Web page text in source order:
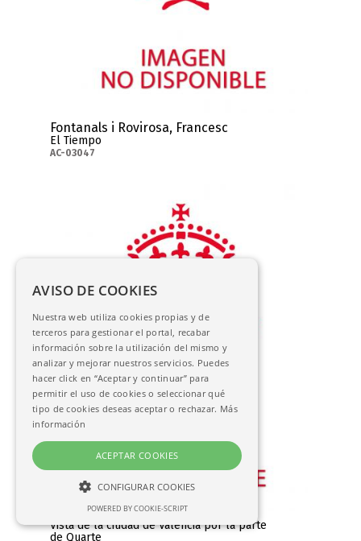
Fontanals i Rovirosa, Francesc
El Tiempo
AC-03047
Vista de la ciudad de Valencia por la parte
de Quarte
AVISO DE COOKIES
Nuestra web utiliza cookies propias y de
terceros para gestionar el portal, recabar
información sobre la utilización del mismo y
analizar y mejorar nuestros servicios. Puedes
hacer click en “Aceptar y continuar” para
permitir el uso de cookies o seleccionar qué
tipo de cookies deseas aceptar o rechazar. Más
información
ACEPTAR COOKIES
CONFIGURAR COOKIES
NECESARIAS
ANALÍTICAS
POWERED BY COOKIE-SCRIPT